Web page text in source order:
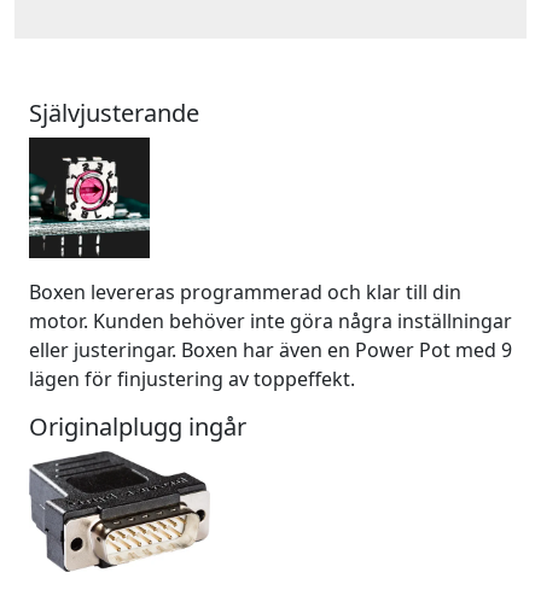
Självjusterande
Boxen levereras programmerad och klar till din
motor. Kunden behöver inte göra några inställningar
eller justeringar. Boxen har även en Power Pot med 9
lägen för finjustering av toppeffekt.
Originalplugg ingår